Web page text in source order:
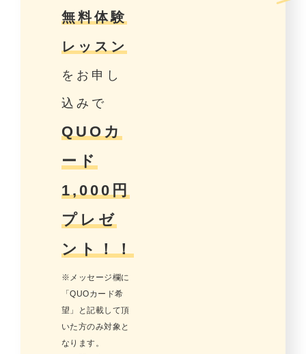
無料体験
レッスン
をお申し
込みで
QUOカ
ード
1,000円
プレゼ
ント！！
※メッセージ欄に
「QUOカード希
望」と記載して頂
いた方のみ対象と
なります。